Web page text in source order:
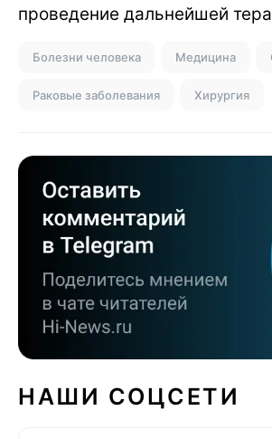
проведение дальнейшей
Болезни человека Медицина
Раковые заболевания Хирургия
НАШИ СОЦСЕТИ